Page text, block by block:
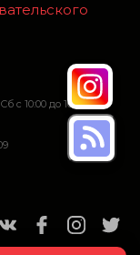
c 10:00 до 16:00